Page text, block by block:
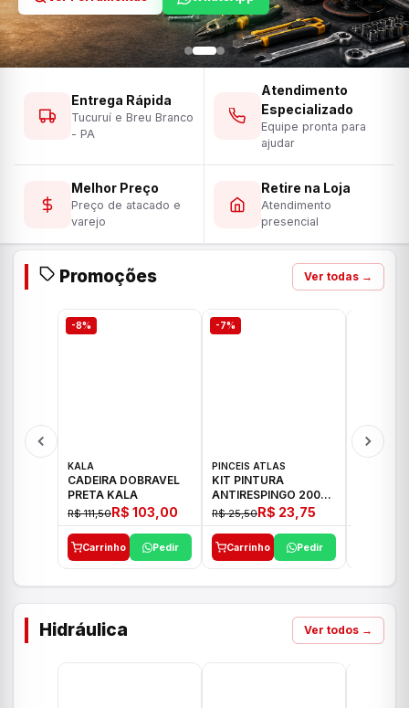
Entrega Rápida
Tucuruí e Breu Branco
- PA
Atendimento
Especializado
Equipe pronta para
ajudar
Melhor Preço
Preço de atacado e
varejo
Retire na Loja
Atendimento
presencial
Promoções Ver todas →
-8%
KALA
CADEIRA DOBRAVEL
PRETA KALA
R$ 111,50R$ 103,00
Carrinho Pedir
-7%
PINCEIS ATLAS
KIT PINTURA
ANTIRESPINGO 2003
ATLAS 03 PCS
R$ 25,50R$ 23,75
Carrinho Pedir
Hidráulica Ver todos →